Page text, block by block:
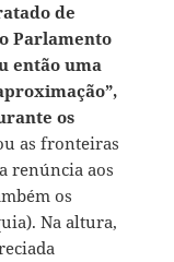
de
Parlamento
então uma
os
as fronteiras
renúncia aos
os
Na altura,